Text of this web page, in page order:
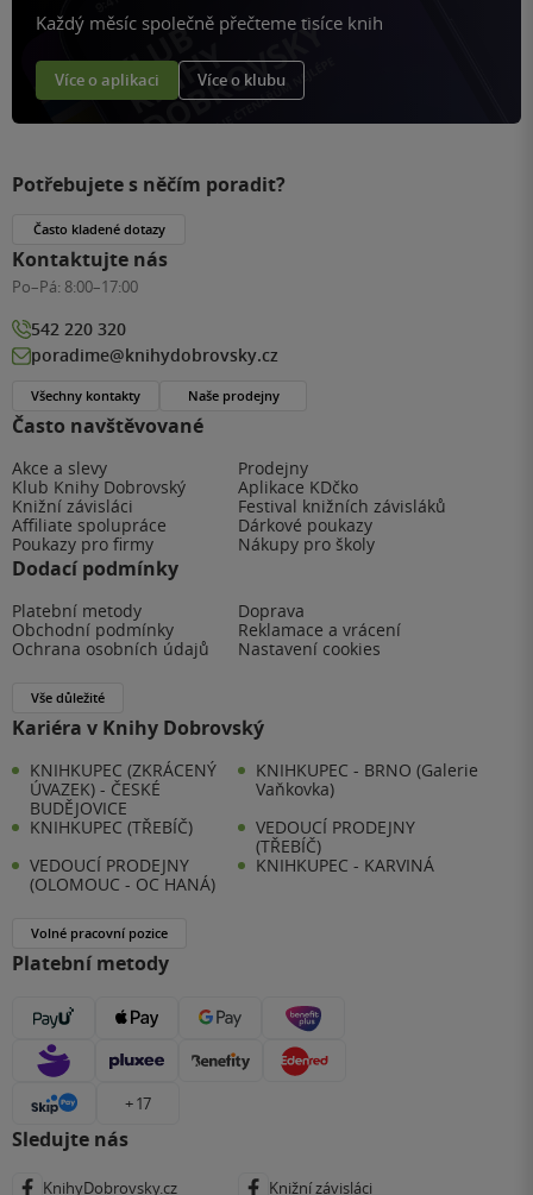
Každý měsíc společně přečteme tisíce knih
Více o aplikaci Více o klubu
Často navštěvované
Akce a slevy
Prodejny
Klub Knihy Dobrovský
Aplikace KDčko
Knižní závisláci
Festival knižních závisláků
Affiliate spolupráce
Dárkové poukazy
Poukazy pro firmy
Nákupy pro školy
Dodací podmínky
Platební metody
Doprava
Obchodní podmínky
Reklamace a vrácení
Ochrana osobních údajů
Nastavení cookies
Vše důležité
Kariéra v Knihy Dobrovský
KNIHKUPEC (ZKRÁCENÝ
ÚVAZEK) - ČESKÉ
BUDĚJOVICE
KNIHKUPEC - BRNO (Galerie
Vaňkovka)
KNIHKUPEC (TŘEBÍČ)
VEDOUCÍ PRODEJNY
(TŘEBÍČ)
VEDOUCÍ PRODEJNY
(OLOMOUC - OC HANÁ)
KNIHKUPEC - KARVINÁ
Volné pracovní pozice
Platební metody
+ 17
Sledujte nás
KnihyDobrovsky.cz Knižní závisláci
Potřebujete s něčím poradit?
Často kladené dotazy
Kontaktujte nás
Po–Pá: 8:00–17:00
542 220 320
poradime@knihydobrovsky.cz
Všechny kontakty Naše prodejny